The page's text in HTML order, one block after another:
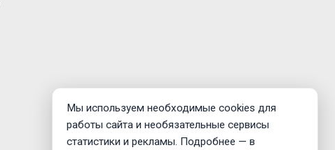
Мы используем необходимые cookies для
работы сайта и необязательные сервисы
статистики и рекламы. Подробнее — в